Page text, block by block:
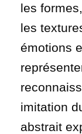
les
les
émotions
imitation
abstrait